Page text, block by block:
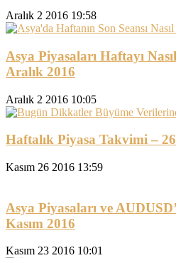
Aralık 2 2016 19:58
Asya Piyasaları Haftayı
Aralık 2016
Aralık 2 2016 10:05
Haftalık Piyasa Takvimi –
Kasım 26 2016 13:59
Asya Piyasaları ve
Kasım 2016
Kasım 23 2016 10:01